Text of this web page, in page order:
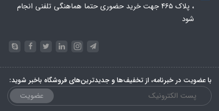
، پلاک ۴۶۵ جهت خرید حضوری حتما هماهنگی تلفنی انجام
شود
با عضویت در خبرنامه، از تخفیف‌ها و جدیدترین‌های فروشگاه باخبر شوید:
عضویت